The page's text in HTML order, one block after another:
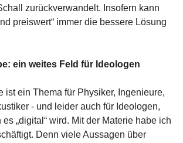
zurückverwandelt. Insofern kann
preiswert“ immer die bessere Lösung
ein weites Feld für Ideologen
ist ein Thema für Physiker, Ingenieure,
- und leider auch für Ideologen,
„digital“ wird. Mit der Materie habe ich
Denn viele Aussagen über